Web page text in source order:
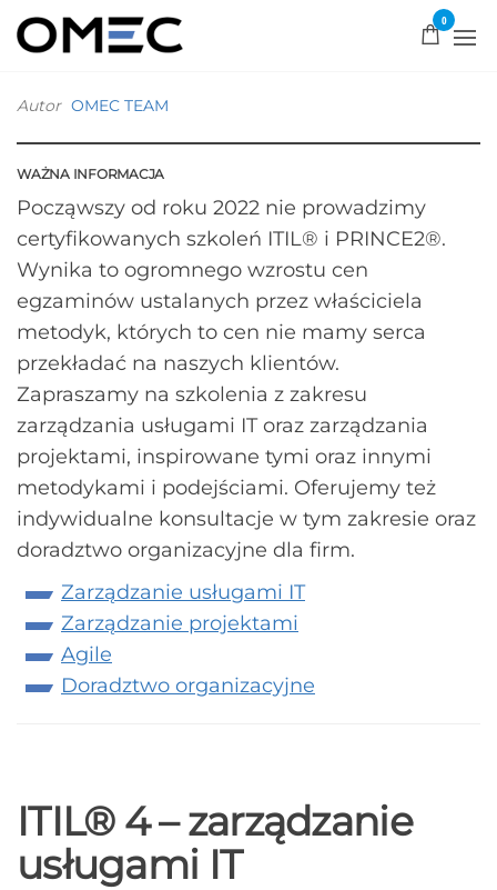
0
Autor OMEC TEAM
WAŻNA INFORMACJA
Począwszy od roku 2022 nie prowadzimy
certyfikowanych szkoleń ITIL® i PRINCE2®.
Wynika to ogromnego wzrostu cen
egzaminów ustalanych przez właściciela
metodyk, których to cen nie mamy serca
przekładać na naszych klientów.
Zapraszamy na szkolenia z zakresu
zarządzania usługami IT oraz zarządzania
projektami, inspirowane tymi oraz innymi
metodykami i podejściami. Oferujemy też
indywidualne konsultacje w tym zakresie oraz
doradztwo organizacyjne dla firm.
Zarządzanie usługami IT
Zarządzanie projektami
Agile
Doradztwo organizacyjne
ITIL® 4 – zarządzanie
usługami IT